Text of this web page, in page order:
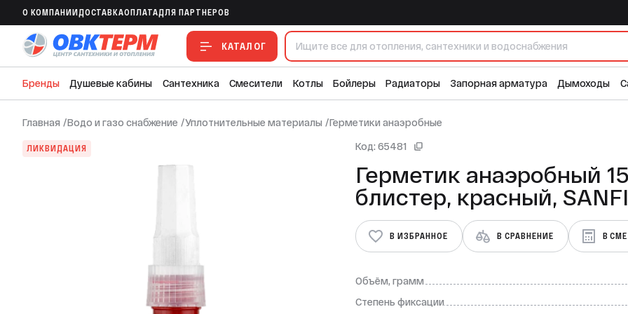
O КОМПАНИИ ДОСТАВКАОПЛАТАДЛЯ ПАРТНЕРОВ
КАТАЛОГ
Бренды Душевые кабины Сантехника Смесители Котлы Бойлеры Радиаторы Запорная арматура Дымоходы
Главная /Водо и газо снабжение /Уплотнительные материалы /Герметики анаэробные
ЛИКВИДАЦИЯ Код: 65481
Герметик анаэробный 15,
блистер, красный,
В ИЗБРАННОЕ В СРАВНЕНИЕ В
Объём, грамм
Степень фиксации
Герметик анаэробный 15, блистер, красный, SANFIX
В ИЗБРАННОЕ В СРАВНЕНИЕ В СМЕТУ